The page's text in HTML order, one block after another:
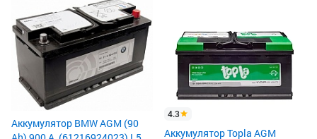
Аккумулятор BMW AGM (90
4.3
Аккумулятор Topla AGM